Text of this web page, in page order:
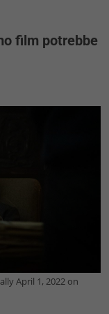
film potrebbe
April 1, 2022 on